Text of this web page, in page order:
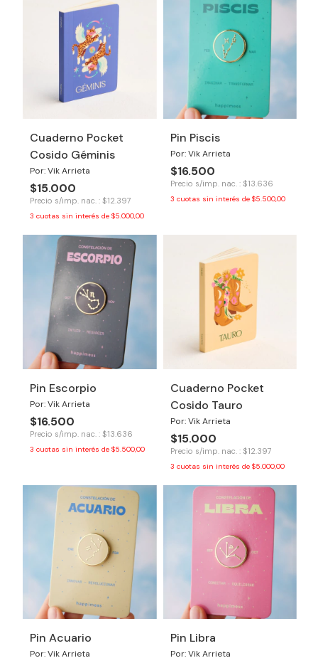
Cuaderno Pocket
Cosido Géminis
Por: Vik Arrieta
$15.000
Precio s/imp. nac. : $12.397
3 cuotas sin interés de $5.000,00
Pin Piscis
Por: Vik Arrieta
$16.500
Precio s/imp. nac. : $13.636
3 cuotas sin interés de $5.500,00
Pin Escorpio
Por: Vik Arrieta
$16.500
Precio s/imp. nac. : $13.636
3 cuotas sin interés de $5.500,00
Cuaderno Pocket
Cosido Tauro
Por: Vik Arrieta
$15.000
Precio s/imp. nac. : $12.397
3 cuotas sin interés de $5.000,00
Pin Acuario
Por: Vik Arrieta
Pin Libra
Por: Vik Arrieta